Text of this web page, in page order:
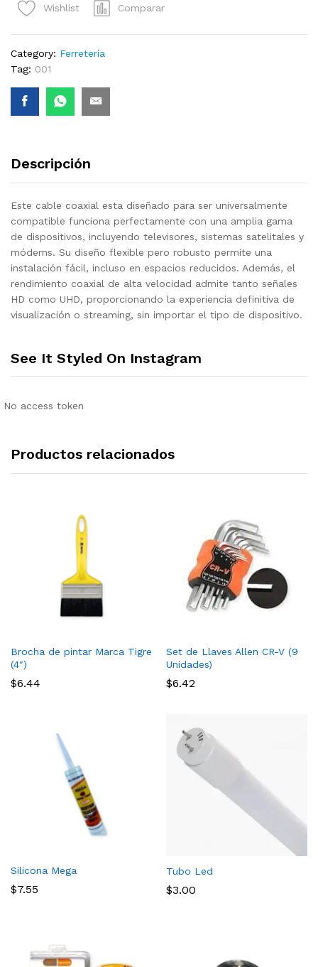
(RG6)
Wishlist Comparar
Category: Ferretería
Tag: 001
Descripción
Este cable coaxial esta diseñado para ser universalmente
compatible funciona perfectamente con una amplia gama
de dispositivos, incluyendo televisores, sistemas satelitales y
módems. Su diseño flexible pero robusto permite una
instalación fácil, incluso en espacios reducidos. Además, el
rendimiento coaxial de alta velocidad admite tanto señales
HD como UHD, proporcionando la experiencia definitiva de
visualización o streaming, sin importar el tipo de dispositivo.
See It Styled On Instagram
No access token
Productos relacionados
Brocha de pintar Marca Tigre
(4″)
$6.44
Set de Llaves Allen CR-V (9
Unidades)
$6.42
Silicona Mega
$7.55
Tubo Led
$3.00